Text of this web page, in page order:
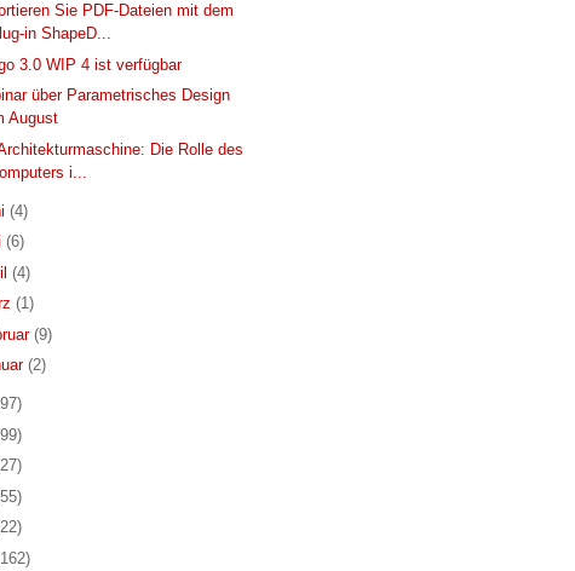
Sie PDF-Dateien mit dem
in ShapeD...
3.0 WIP 4 ist verfügbar
über Parametrisches Design
August
Die Rolle des
i...
(4)
(6)
(4)
(1)
(9)
(2)